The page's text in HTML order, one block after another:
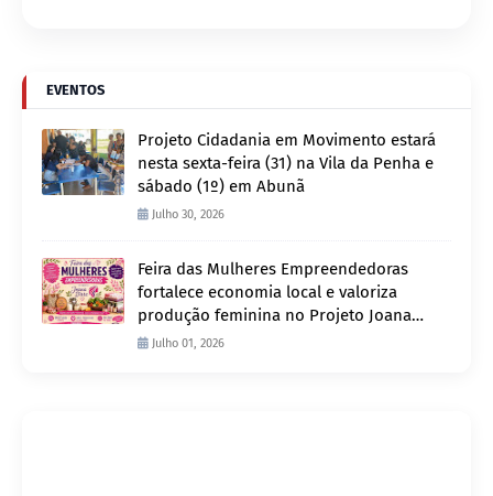
EVENTOS
Projeto Cidadania em Movimento estará
nesta sexta-feira (31) na Vila da Penha e
sábado (1º) em Abunã
Julho 30, 2026
Feira das Mulheres Empreendedoras
fortalece economia local e valoriza
produção feminina no Projeto Joana
D’ArcJulho 01, 2026